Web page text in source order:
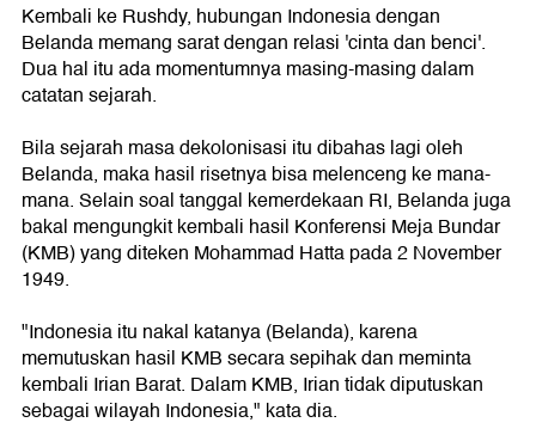
Kembali ke Rushdy, hubungan Indonesia dengan
Belanda memang sarat dengan relasi 'cinta dan benci'.
Dua hal itu ada momentumnya masing-masing dalam
catatan sejarah.
Bila sejarah masa dekolonisasi itu dibahas lagi oleh
Belanda, maka hasil risetnya bisa melenceng ke mana-
mana. Selain soal tanggal kemerdekaan RI, Belanda juga
bakal mengungkit kembali hasil Konferensi Meja Bundar
(KMB) yang diteken Mohammad Hatta pada 2 November
1949.
"Indonesia itu nakal katanya (Belanda), karena
memutuskan hasil KMB secara sepihak dan meminta
kembali Irian Barat. Dalam KMB, Irian tidak diputuskan
sebagai wilayah Indonesia," kata dia.